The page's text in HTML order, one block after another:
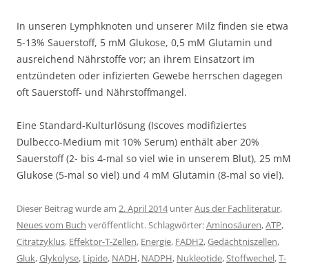
In unseren Lymphknoten und unserer Milz finden sie etwa
5-13% Sauerstoff, 5 mM Glukose, 0,5 mM Glutamin und
ausreichend Nährstoffe vor; an ihrem Einsatzort im
entzündeten oder infizierten Gewebe herrschen dagegen
oft Sauerstoff- und Nährstoffmangel.
Eine Standard-Kulturlösung (Iscoves modifiziertes
Dulbecco-Medium mit 10% Serum) enthält aber 20%
Sauerstoff (2- bis 4-mal so viel wie in unserem Blut), 25 mM
Glukose (5-mal so viel) und 4 mM Glutamin (8-mal so viel).
Dieser Beitrag wurde am 2. April 2014unterAus der Fachliteratur,
Neues vom Buch veröffentlicht. Schlagwörter:Aminosäuren,ATP,
Citratzyklus, Effektor-T-Zellen, Energie, FADH2,Gedächtniszellen,
Gluk,Glykolyse, Lipide, NADH, NADPH, Nukleotide, Stoffwechel,T-